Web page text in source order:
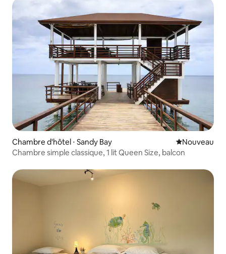
Chambre d'hôtel ⋅ Sandy Bay Nouvel
Nouveau
Chambre simple classique, 1 lit Queen Size, balcon